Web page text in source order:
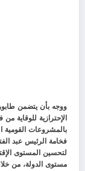
ووجه بأن يتضمن طابور
الإحترازية للوقاية
بالمشروعات القومية
فخامة الرئيس عبد
لتحسين المستوى
مستوى الدولة، من